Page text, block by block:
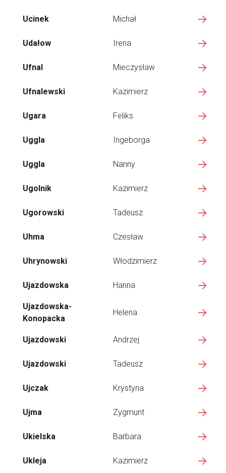
Ucinek Michał
Udałow Irena
Ufnal Mieczysław
Ufnalewski Kazimierz
Ugara Feliks
Uggla Ingeborga
Uggla Nanny
Ugolnik Kazimierz
Ugorowski Tadeusz
Uhma Czesław
Uhrynowski Włodzimierz
Ujazdowska Hanna
Ujazdowska-
Konopacka
Helena
Ujazdowski Andrzej
Ujazdowski Tadeusz
Ujczak Krystyna
Ujma Zygmunt
Ukielska Barbara
Ukleja Kazimierz